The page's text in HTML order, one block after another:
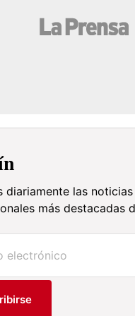
diariamente las
más destacadas